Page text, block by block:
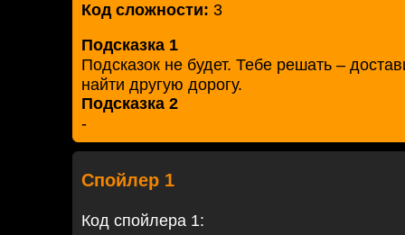
Код сложности: 3
Подсказка 1
Подсказок не будет. Тебе решать –
найти другую дорогу.
Подсказка 2
-
Спойлер 1
Код спойлера 1: